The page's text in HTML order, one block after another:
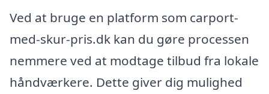
Ved at bruge en platform som carport-
med-skur-pris.dk kan du gøre processen
nemmere ved at modtage tilbud fra lokale
håndværkere. Dette giver dig mulighed